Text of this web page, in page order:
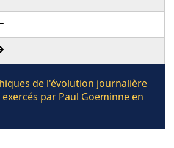
de l'évolution journalière
par Paul Goeminne en